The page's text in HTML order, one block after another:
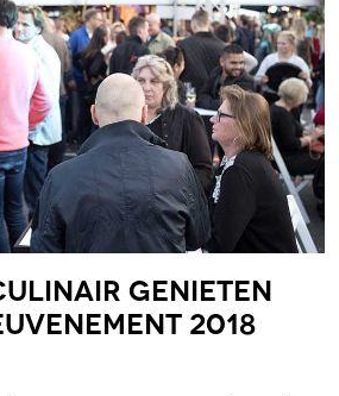
genieten
2018